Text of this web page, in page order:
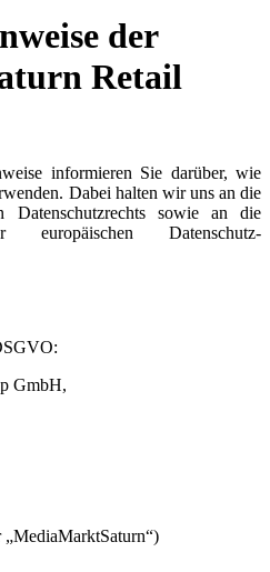
der
Retail
informieren Sie darüber, wie
Dabei halten wir uns an die
Datenschutzrechts sowie an die
Datenschutz-
GmbH,
„MediaMarktSaturn“)